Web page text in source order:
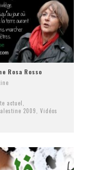
Rosa Rosso
actuel
2009 Vidéos